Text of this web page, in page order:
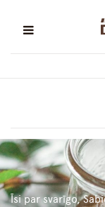
Īsi par svarīgo,